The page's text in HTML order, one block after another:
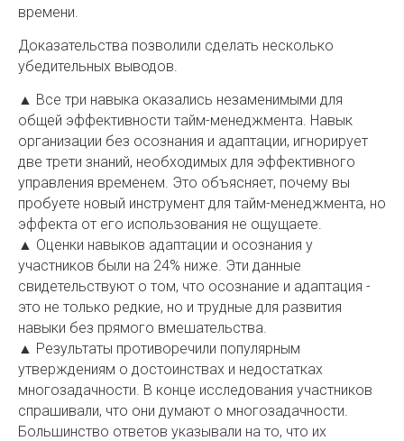
времени.
Доказательства позволили сделать несколько
убедительных выводов.
▲ Все три навыка оказались незаменимыми для
общей эффективности тайм-менеджмента. Навык
организации без осознания и адаптации, игнорирует
две трети знаний, необходимых для эффективного
управления временем. Это объясняет, почему вы
пробуете новый инструмент для тайм-менеджмента, но
эффекта от его использования не ощущаете.
▲ Оценки навыков адаптации и осознания у
участников были на 24% ниже. Эти данные
свидетельствуют о том, что осознание и адаптация -
это не только редкие, но и трудные для развития
навыки без прямого вмешательства.
▲ Результаты противоречили популярным
утверждениям о достоинствах и недостатках
многозадачности. В конце исследования участников
спрашивали, что они думают о многозадачности.
Большинство ответов указывали на то, что их